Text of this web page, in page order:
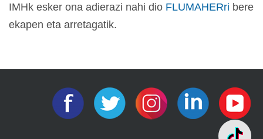
IMHk esker ona adierazi nahi dio FLUMAHERri bere
ekapen eta arretagatik.